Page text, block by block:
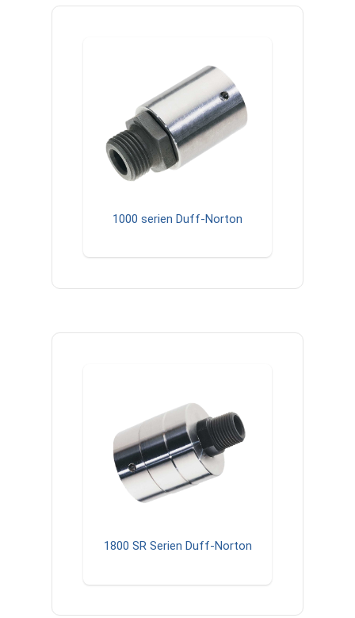
1000 serien Duff-Norton
1800 SR Serien Duff-Norton